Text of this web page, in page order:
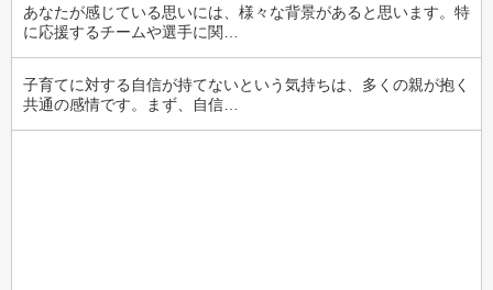
あなたが感じている思いには、様々な背景があると思います。特
に応援するチームや選手に関…
子育てに対する自信が持てないという気持ちは、多くの親が抱く
共通の感情です。まず、自信…